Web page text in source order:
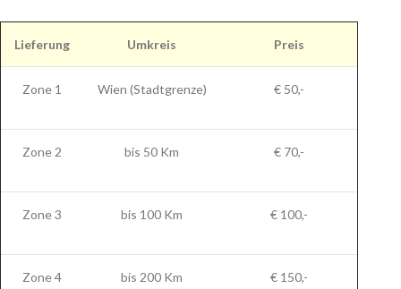
Lieferung Umkreis Preis
Zone 1 Wien (Stadtgrenze) € 50,-
Zone 2 bis 50 Km € 70,-
Zone 3 bis 100 Km € 100,-
Zone 4 bis 200 Km € 150,-